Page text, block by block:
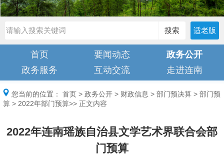
搜索 适老版
首页 要闻动态
政务公开
政务服务
互动交流 走进连南
您当前的位置： 首页 > 政务公开 > 财政信息 > 部门预决算 > 部门预
算 > 2022年部门预算>> 正文内容
2022年连南瑶族自治县文学艺术界联合会部
门预算